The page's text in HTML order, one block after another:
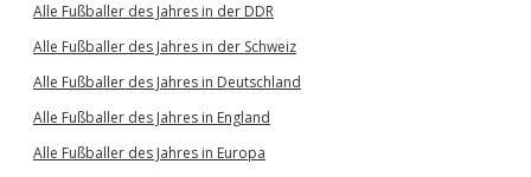
Alle Fußballer des Jahres in der DDR
Alle Fußballer des Jahres in der Schweiz
Alle Fußballer des Jahres in Deutschland
Alle Fußballer des Jahres in England
Alle Fußballer des Jahres in Europa